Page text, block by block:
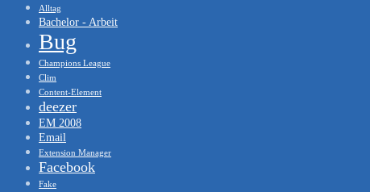
Alltag
Bachelor - Arbeit
Bug
Champions League
Clim
Content-Element
deezer
EM 2008
Email
Extension Manager
Facebook
Fake